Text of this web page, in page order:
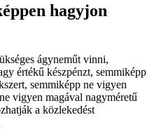
hagyjon
ágyneműt vinni,
értékű készpénzt, semmiképp
semmiképp ne vigyen
vigyen magával nagyméretű
a közlekedést